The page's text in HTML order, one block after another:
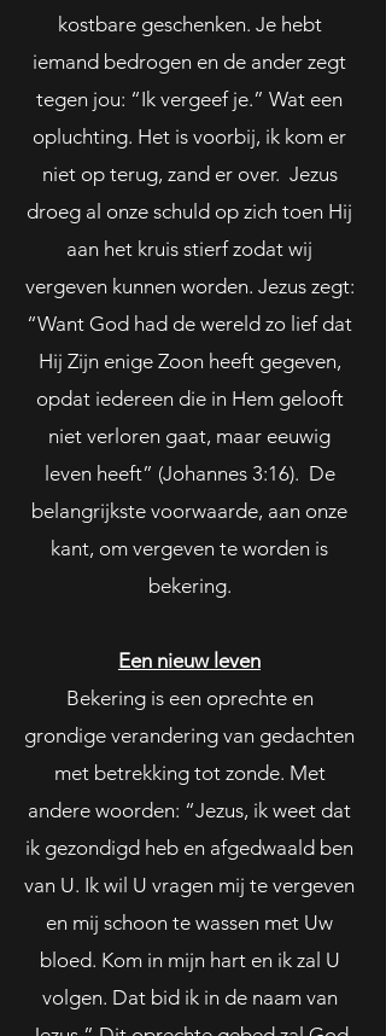
kostbare geschenken. Je hebt
iemand bedrogen en de ander zegt
tegen jou: “Ik vergeef je.” Wat een
opluchting. Het is voorbij, ik kom er
niet op terug, zand er over. Jezus
droeg al onze schuld op zich toen Hij
aan het kruis stierf zodat wij
vergeven kunnen worden. Jezus zegt:
“Want God had de wereld zo lief dat
Hij Zijn enige Zoon heeft gegeven,
opdat iedereen die in Hem gelooft
niet verloren gaat, maar eeuwig
leven heeft” (Johannes 3:16). De
belangrijkste voorwaarde, aan onze
kant, om vergeven te worden is
bekering.
Een nieuw leven
Bekering is een oprechte en
grondige verandering van gedachten
met betrekking tot zonde. Met
andere woorden: “Jezus, ik weet dat
ik gezondigd heb en afgedwaald ben
van U. Ik wil U vragen mij te vergeven
en mij schoon te wassen met Uw
bloed. Kom in mijn hart en ik zal U
volgen. Dat bid ik in de naam van